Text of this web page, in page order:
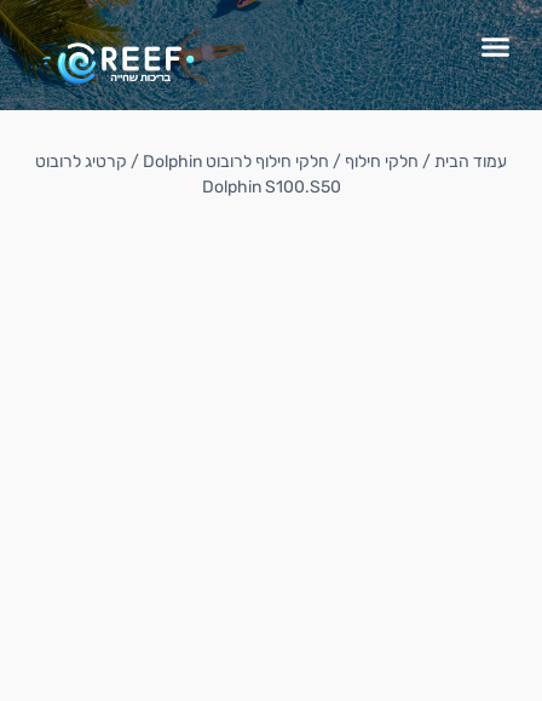
עמוד הבית/ חלקי חילוף / חלקי חילוף לרובוט Dolphin
/ קרטיג לרובוט
Dolphin S100.S50